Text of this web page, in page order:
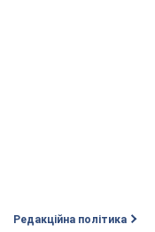
Редакційна політика